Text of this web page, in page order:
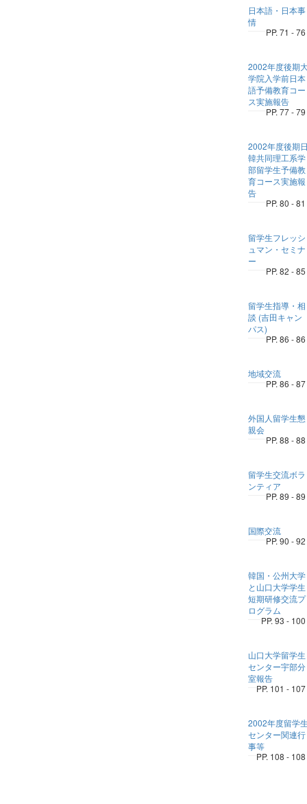
日本語・日本事
情
PP. 71 - 76
2002年度後期
学院入学前日本
語予備教育コー
ス実施報告
PP. 77 - 79
2002年度後期
韓共同理工系学
部留学生予備教
育コース実施報
告
PP. 80 - 81
留学生フレッシ
ュマン・セミナ
ー
PP. 82 - 85
留学生指導・相
談 (吉田キャン
パス)
PP. 86 - 86
地域交流
PP. 86 - 87
外国人留学生懇
親会
PP. 88 - 88
留学生交流ボラ
ンティア
PP. 89 - 89
国際交流
PP. 90 - 92
韓国・公州大学
と山口大学学生
短期研修交流プ
ログラム
PP. 93 - 100
山口大学留学生
センター宇部分
室報告
PP. 101 - 107
2002年度留学
センター関連行
事等
PP. 108 - 108